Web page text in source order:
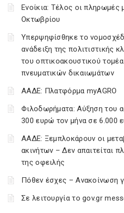
Ενοίκια: Τέλος οι πληρωμές
Οκτωβρίου
Υπερψηφίσθηκε το
ανάδειξη της πολιτιστικής
του οπτικοακουστικού
πνευματικών δικαιωμάτων
ΑΑΔΕ: Πλατφόρμα myAGRO
Φιλοδωρήματα: Αύξηση του
300 ευρώ τον μήνα σε 6.000
ΑΑΔΕ: Ξεμπλοκάρουν οι
ακινήτων – Δεν απαιτείται
της οφειλής
Πόθεν έσχες – Ανακοίνωση
Σε λειτουργία το gov.gr